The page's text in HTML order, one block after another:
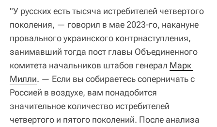
"У русских есть тысяча истребителей четвертого
поколения, — говорил в мае 2023-го, накануне
провального украинского контрнаступления,
занимавший тогда пост главы Объединенного
комитета начальников штабов генерал Марк
Милли. — Если вы собираетесь соперничать с
Россией в воздухе, вам понадобится
значительное количество истребителей
четвертого и пятого поколений. После анализа